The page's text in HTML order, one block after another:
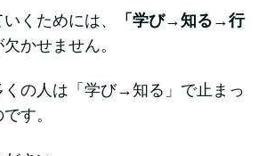
くためには、
「学び→知る→行
かせません。
くの人は「学び→知る」で止まっ
す。